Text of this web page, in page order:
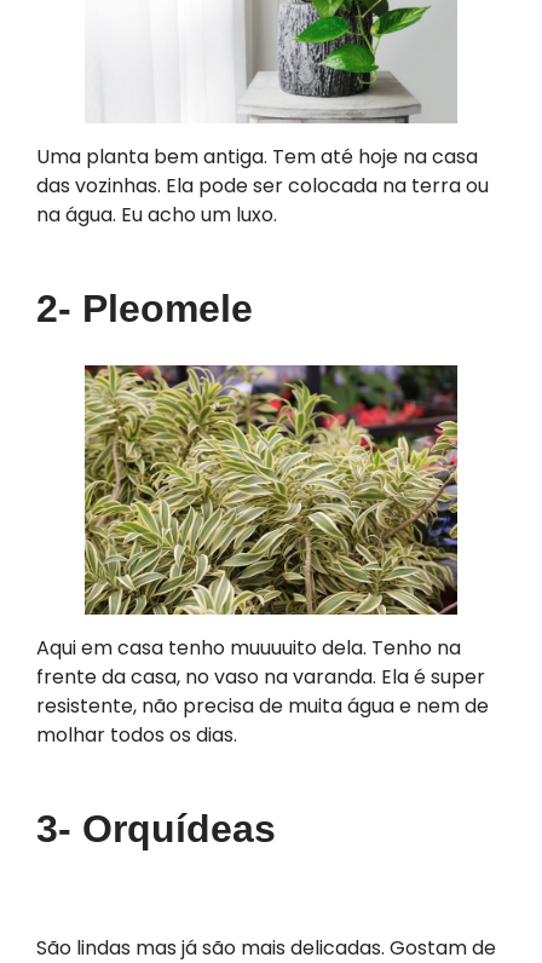
Uma planta bem antiga. Tem até hoje na casa
das vozinhas. Ela pode ser colocada na terra ou
na água. Eu acho um luxo.
2- Pleomele
Aqui em casa tenho muuuuito dela. Tenho na
frente da casa, no vaso na varanda. Ela é super
resistente, não precisa de muita água e nem de
molhar todos os dias.
3- Orquídeas
São lindas mas já são mais delicadas. Gostam de